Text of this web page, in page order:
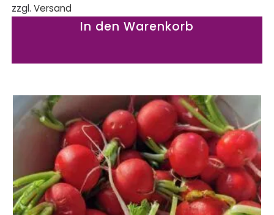
zzgl. Versand
In den Warenkorb